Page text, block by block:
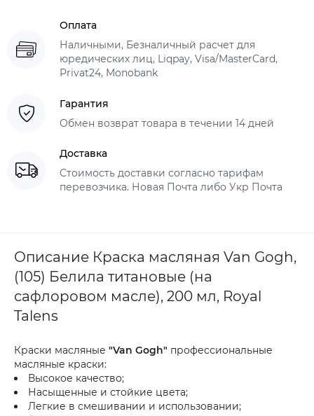
Оплата
Наличными, Безналичный расчет для
юредических лиц, Liqpay, Visa/MasterCard,
Privat24, Monobank
Гарантия
Обмен возврат товара в течении 14 дней
Доставка
Стоимость доставки согласно тарифам
перевозчика. Новая Почта либо Укр Почта
Описание Краска масляная Van Gogh,
(105) Белила титановые (на
сафлоровом масле), 200 мл, Royal
Talens
Краски масляные "Van Gogh" профессиональные
масляные краски:
Высокое качество;
Насыщенные и стойкие цвета;
Легкие в смешивании и использовании;